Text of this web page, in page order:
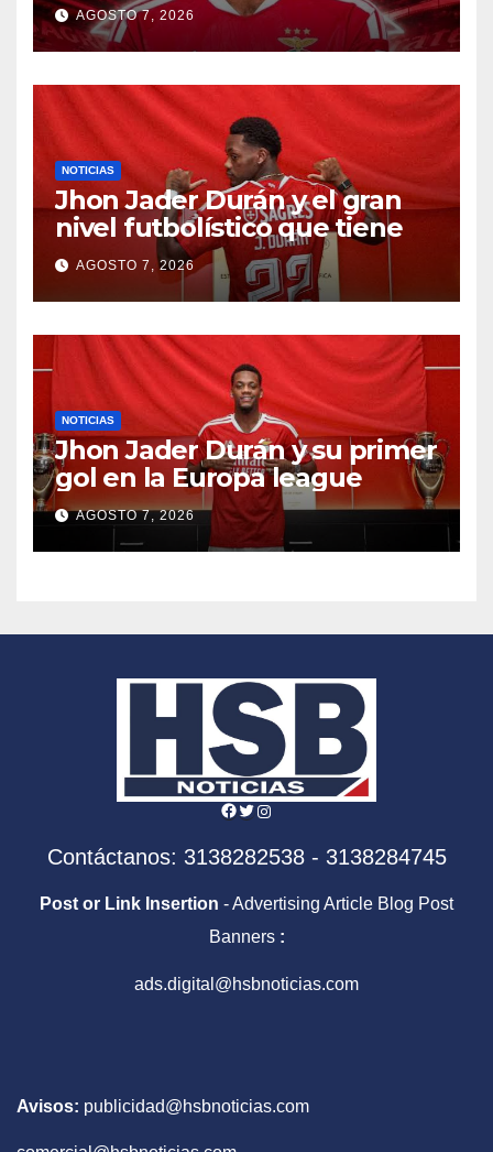
AGOSTO 7, 2026
NOTICIAS
Jhon Jader Durán y el gran
nivel futbolístico que tiene
AGOSTO 7, 2026
NOTICIAS
Jhon Jader Durán y su primer
gol en la Europa league
AGOSTO 7, 2026
Facebook
Twitter
Instagram
Contáctanos: 3138282538 - 3138284745
Post or Link Insertion - Advertising Article Blog Post
Banners :
ads.digital@hsbnoticias.com
Avisos: publicidad@hsbnoticias.com